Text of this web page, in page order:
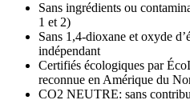
Sans ingrédients ou
1 et 2)
Sans 1,4-dioxane et oxyde
indépendant
Certifiés écologiques par
reconnue en Amérique du
CO2 NEUTRE: sans